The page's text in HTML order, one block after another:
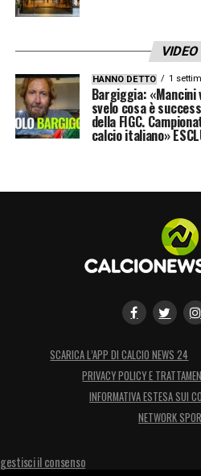
VIDEO
HANNO DETTO 1
Bargiggia: «Mancini
svelo cosa è
della FIGC.
calcio italiano»
SCARICA L’APP DI CALCIO NEWS 24
PRIVACY POLICY E
INFORMATIVA ESTESA SUI
NETWORK
gestisci il consenso